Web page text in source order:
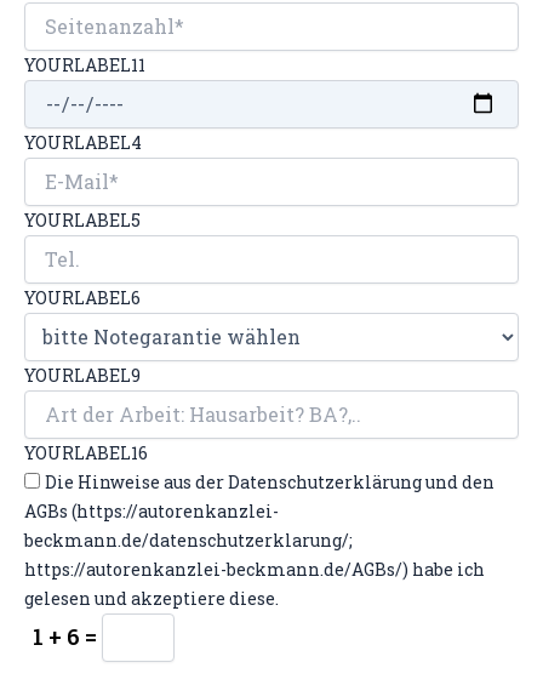
YOURLABEL11
YOURLABEL4
YOURLABEL5
YOURLABEL6
YOURLABEL9
YOURLABEL16
Die Hinweise aus der Datenschutzerklärung und den
AGBs (https://autorenkanzlei-
beckmann.de/datenschutzerklarung/;
https://autorenkanzlei-beckmann.de/AGBs/) habe ich
gelesen und akzeptiere diese.
1 + 6 =